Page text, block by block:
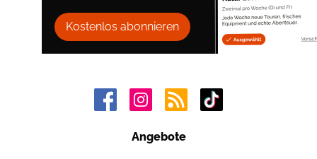
Kostenlos abonnieren
Angebote